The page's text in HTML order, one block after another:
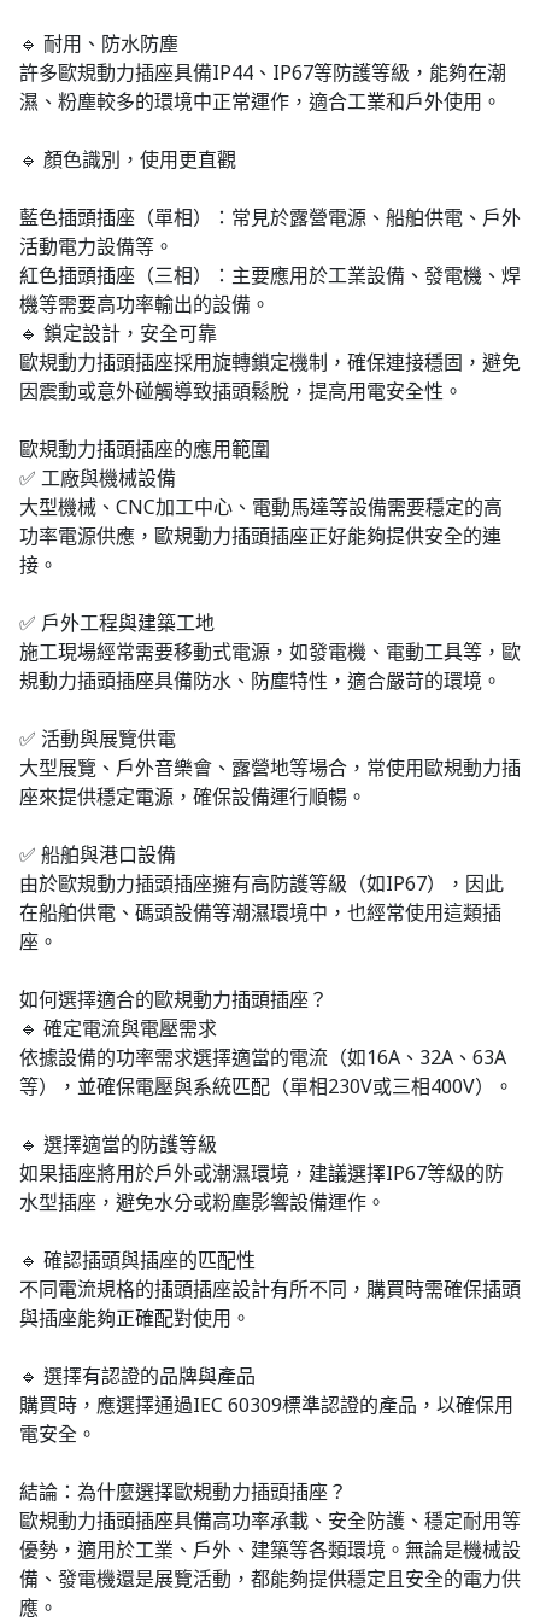
🔹 耐用、防水防塵
許多歐規動力插座具備IP44、IP67等防護等級，能夠在潮
濕、粉塵較多的環境中正常運作，適合工業和戶外使用。
🔹 顏色識別，使用更直觀
藍色插頭插座（單相）：常見於露營電源、船舶供電、戶外
活動電力設備等。
紅色插頭插座（三相）：主要應用於工業設備、發電機、焊
機等需要高功率輸出的設備。
🔹 鎖定設計，安全可靠
歐規動力插頭插座採用旋轉鎖定機制，確保連接穩固，避免
因震動或意外碰觸導致插頭鬆脫，提高用電安全性。
歐規動力插頭插座的應用範圍
✅ 工廠與機械設備
大型機械、CNC加工中心、電動馬達等設備需要穩定的高
功率電源供應，歐規動力插頭插座正好能夠提供安全的連
接。
✅ 戶外工程與建築工地
施工現場經常需要移動式電源，如發電機、電動工具等，歐
規動力插頭插座具備防水、防塵特性，適合嚴苛的環境。
✅ 活動與展覽供電
大型展覽、戶外音樂會、露營地等場合，常使用歐規動力插
座來提供穩定電源，確保設備運行順暢。
✅ 船舶與港口設備
由於歐規動力插頭插座擁有高防護等級（如IP67），因此
在船舶供電、碼頭設備等潮濕環境中，也經常使用這類插
座。
如何選擇適合的歐規動力插頭插座？
🔹 確定電流與電壓需求
依據設備的功率需求選擇適當的電流（如16A、32A、63A
等），並確保電壓與系統匹配（單相230V或三相400V）。
🔹 選擇適當的防護等級
如果插座將用於戶外或潮濕環境，建議選擇IP67等級的防
水型插座，避免水分或粉塵影響設備運作。
🔹 確認插頭與插座的匹配性
不同電流規格的插頭插座設計有所不同，購買時需確保插頭
與插座能夠正確配對使用。
🔹 選擇有認證的品牌與產品
購買時，應選擇通過IEC 60309標準認證的產品，以確保用
電安全。
結論：為什麼選擇歐規動力插頭插座？
歐規動力插頭插座具備高功率承載、安全防護、穩定耐用等
優勢，適用於工業、戶外、建築等各類環境。無論是機械設
備、發電機還是展覽活動，都能夠提供穩定且安全的電力供
應。